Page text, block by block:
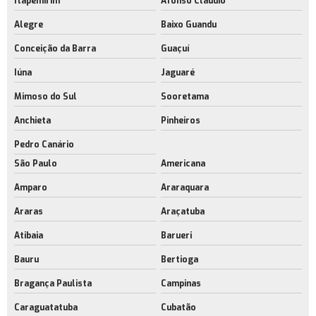
Construção de galpão logístico
Construção de galpão logístico no rj
Construção de galpão modular no rio de janeiro
Construção de galpão no rj
Construção de galpão sob medida
Empresa de construção de galpão sob medida
Construção de galpão sob medida no rio de janeiro
Empresa de construção de galpões modulares
Construção de galpões personalizados
Construtora de galpões logísticos
Alegre Baixo Guandu
Conceição da Barra Guaçuí
Iúna Jaguaré
Mimoso do Sul Sooretama
Anchieta Pinheiros
Pedro Canário
São Paulo
Americana
Amparo Araraquara
Araras Araçatuba
Atibaia Barueri
Bauru Bertioga
Bragança Paulista Campinas
Caraguatatuba Cubatão